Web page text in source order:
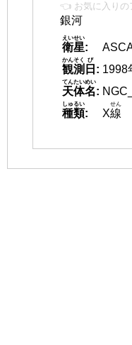
👈 お気に入りの
銀河
衛星
えいせい
:
観測
かんそく
日
び
: 1998
天体名
てんたいめい
:
種類
しゅるい
: X線
せん